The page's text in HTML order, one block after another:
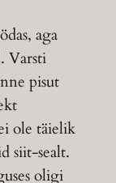
aga
Varsti
pisut
ole täielik
siit-sealt.
oligi